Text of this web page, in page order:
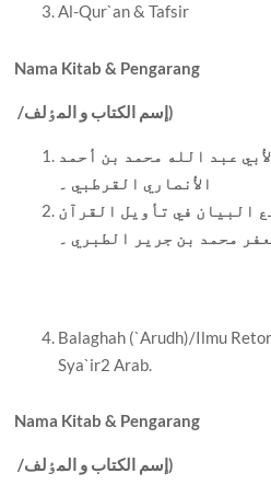
Al-Qur`an & Tafsir
Nama Kitab & Pengarang
/ إسم الکتاب و المٶلف)
عبد الله محمد بن أحمد
الأنصاري القرطبي ۔
البيان في تأويل القرآن
محمد بن جرير الطبري ۔
Balaghah (`Arudh)/Ilmu
Sya`ir2 Arab.
Nama Kitab & Pengarang
/ إسم الکتاب و المٶلف)